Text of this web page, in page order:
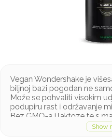
Vegan Wondershake je
biljnoj bazi pogodan ne
Može se pohvaliti visokim
podupiru rast i održavanje
Bez GMO-a i laktoze te s
Osim toga, iako je bez